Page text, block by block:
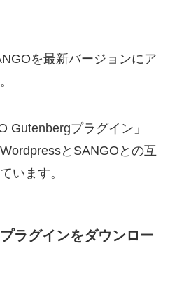
を最新バージョンにア
Gutenbergプラグイン」
とSANGOとの互
います。
ラグインをダウンロー